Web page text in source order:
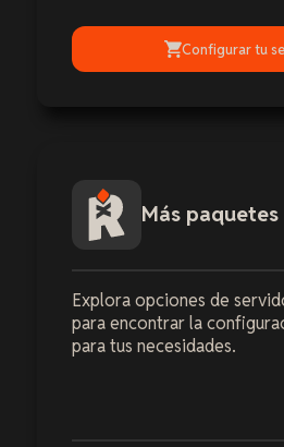
Configurar tu
Más paquetes
Explora opciones de
para encontrar la
para tus necesidades.